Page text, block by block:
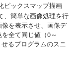
ピックスマップ描画
、簡単な画像処理を行
を表示させ、画像デ
全て同じ値（0～
るプログラムのスニ